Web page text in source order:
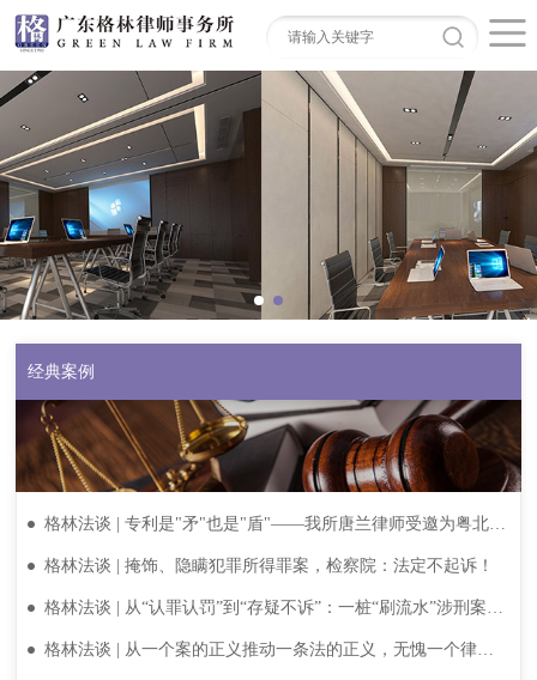
经典案例
格林法谈 | 专利是"矛"也是"盾"——我所唐兰律师受邀为粤北片
区专利转化运用技术经理人培训授课
格林法谈 | 掩饰、隐瞒犯罪所得罪案，检察院：法定不起诉！
格林法谈 | 从“认罪认罚”到“存疑不诉”：一桩“刷流水”涉刑案的
辩护纪实与行业警示
格林法谈 | 从一个案的正义推动一条法的正义，无愧一个律师